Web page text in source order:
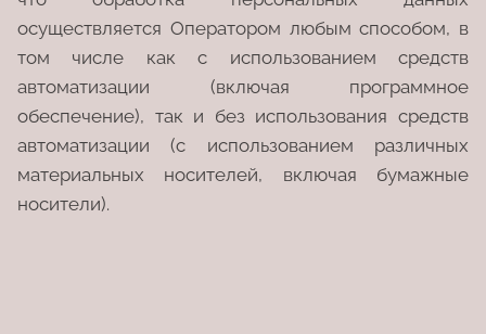
осуществляется Оператором любым способом, в
том числе как с использованием средств
автоматизации (включая программное
обеспечение), так и без использования средств
автоматизации (с использованием различных
материальных носителей, включая бумажные
носители).